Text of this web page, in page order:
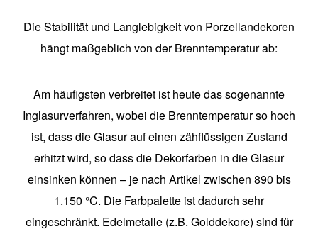
Die Stabilität und Langlebigkeit von Porzellandekoren
hängt maßgeblich von der Brenntemperatur ab:
Am häufigsten verbreitet ist heute das sogenannte
Inglasurverfahren, wobei die Brenntemperatur so hoch
ist, dass die Glasur auf einen zähflüssigen Zustand
erhitzt wird, so dass die Dekorfarben in die Glasur
einsinken können – je nach Artikel zwischen 890 bis
1.150 °C. Die Farbpalette ist dadurch sehr
eingeschränkt. Edelmetalle (z.B. Golddekore) sind für